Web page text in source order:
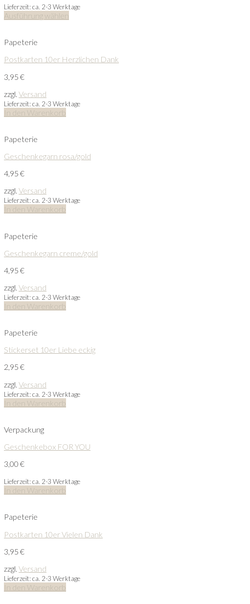
Lieferzeit: ca. 2-3 Werktage
Ausführung wählen
Papeterie
Postkarten 10er Herzlichen Dank
3,95 €
zzgl. Versand
Lieferzeit: ca. 2-3 Werktage
In den Warenkorb
Papeterie
Geschenkegarn rosa/gold
4,95 €
zzgl. Versand
Lieferzeit: ca. 2-3 Werktage
In den Warenkorb
Papeterie
Geschenkegarn creme/gold
4,95 €
zzgl. Versand
Lieferzeit: ca. 2-3 Werktage
In den Warenkorb
Papeterie
Stickerset 10er Liebe eckig
2,95 €
zzgl. Versand
Lieferzeit: ca. 2-3 Werktage
In den Warenkorb
Verpackung
Geschenkebox FOR YOU
3,00 €
Lieferzeit: ca. 2-3 Werktage
In den Warenkorb
Papeterie
Postkarten 10er Vielen Dank
3,95 €
zzgl. Versand
Lieferzeit: ca. 2-3 Werktage
In den Warenkorb